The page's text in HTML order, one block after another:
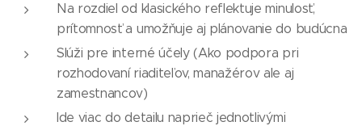
Na rozdiel od klasického reflektuje minulosť,
prítomnosť a umožňuje aj plánovanie do budúcna
Slúži pre interné účely (Ako podpora pri
rozhodovaní riaditeľov, manažérov ale aj
zamestnancov)
Ide viac do detailu naprieč jednotlivými